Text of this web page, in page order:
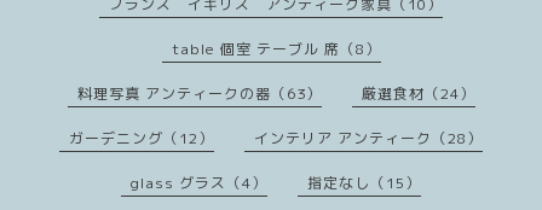
table 個室 テーブル 席（8）
料理写真 アンティークの器（63） 厳選食材（24）
ガーデニング（12） インテリア アンティーク（28）
glass グラス（4） 指定なし（15）